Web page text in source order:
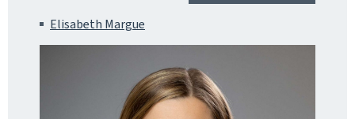
Elisabeth Margue